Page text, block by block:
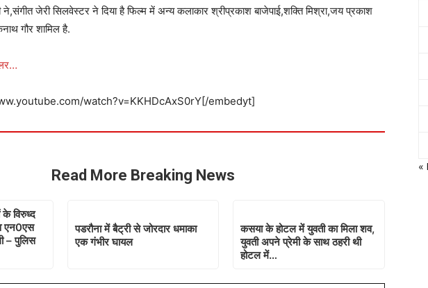
ने,संगीत जेरी सिलवेस्टर ने दिया है फिल्म में अन्य कलाकार श्रीप्रकाश बाजेपाई,शक्ति मिश्रा,जय प्रकाश
गौर शामिल है.
watch?v=KKHDcAxS0rY[/embedyt]
Read More Breaking News
के विरुध्द
एन0एस
– पुलिस
पडरौना में बैट्री से जोरदार धमाका
एक गंभीर घायल
कसया के होटल में युवती का मिला शव,
युवती अपने प्रेमी के साथ ठहरी थी
होटल में…
«